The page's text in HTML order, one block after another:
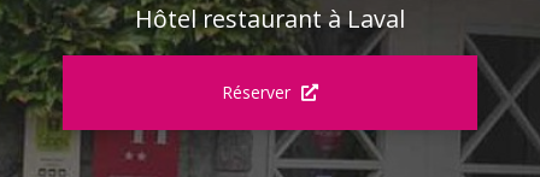
Hôtel restaurant à Laval
Réserver